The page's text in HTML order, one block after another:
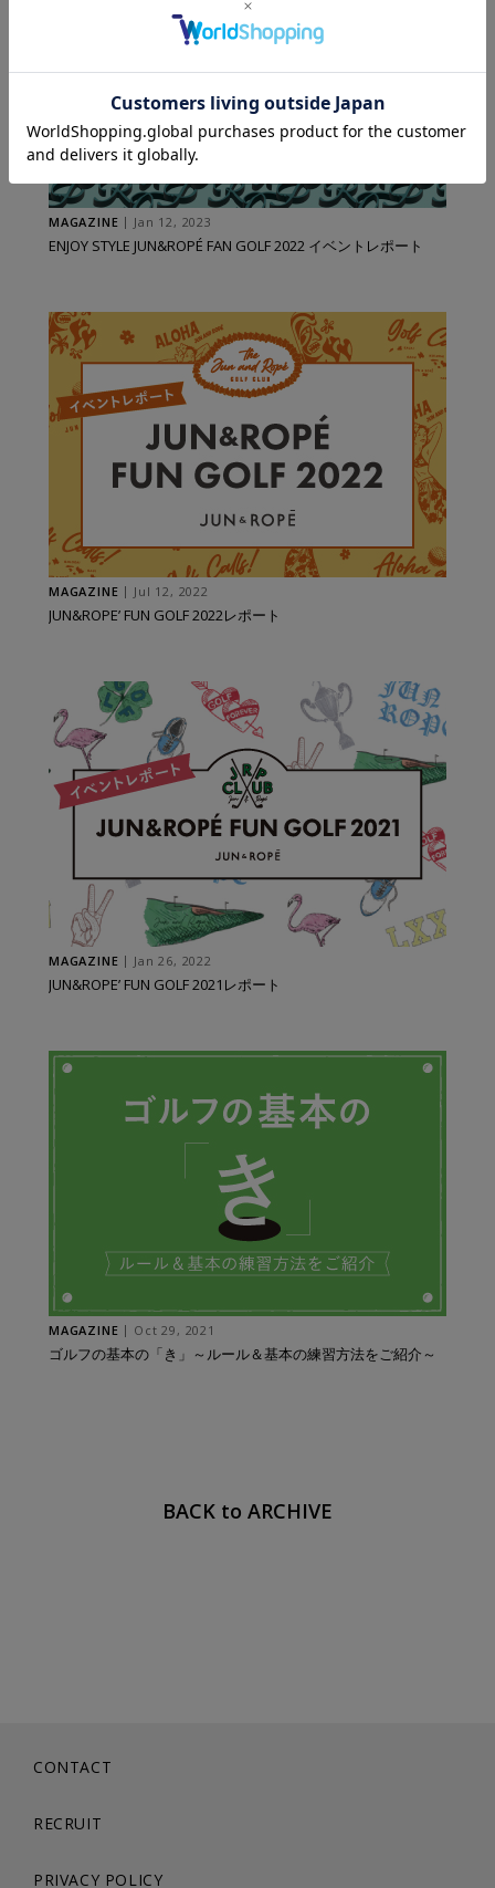
MAGAZINE Jan 12, 2023
ENJOY STYLE JUN&ROPÉ FAN GOLF 2022 イベントレポート
MAGAZINE Jul 12, 2022
JUN&ROPE’ FUN GOLF 2022レポート
MAGAZINE Jan 26, 2022
JUN&ROPE’ FUN GOLF 2021レポート
MAGAZINE Oct 29, 2021
ゴルフの基本の「き」～ルール＆基本の練習方法をご紹介～
BACK to ARCHIVE
CONTACT
RECRUIT
PRIVACY POLICY